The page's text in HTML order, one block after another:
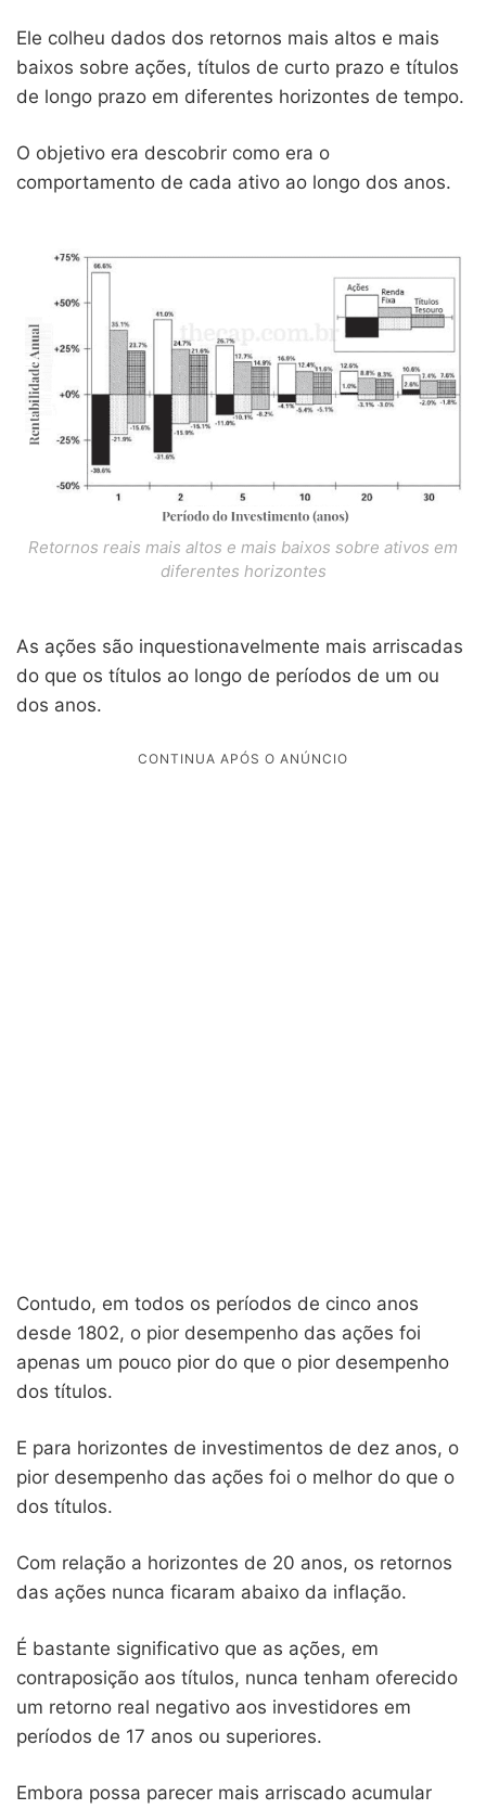
Ele colheu dados dos retornos mais altos e mais
baixos sobre ações, títulos de curto prazo e títulos
de longo prazo em diferentes horizontes de tempo.
O objetivo era descobrir como era o
comportamento de cada ativo ao longo dos anos.
Retornos reais mais altos e mais baixos sobre ativos em
diferentes horizontes
As ações são inquestionavelmente mais arriscadas
do que os títulos ao longo de períodos de um ou
dos anos.
Contudo, em todos os períodos de cinco anos
desde 1802, o pior desempenho das ações foi
apenas um pouco pior do que o pior desempenho
dos títulos.
E para horizontes de investimentos de dez anos, o
pior desempenho das ações foi o melhor do que o
dos títulos.
Com relação a horizontes de 20 anos, os retornos
das ações nunca ficaram abaixo da inflação.
É bastante significativo que as ações, em
contraposição aos títulos, nunca tenham oferecido
um retorno real negativo aos investidores em
períodos de 17 anos ou superiores.
Embora possa parecer mais arriscado acumular